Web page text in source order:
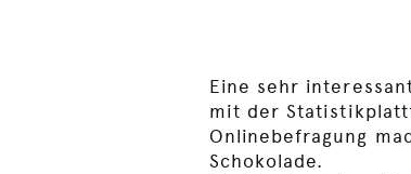
Eine sehr
mit der
Onlinebefragung
Schokolade.